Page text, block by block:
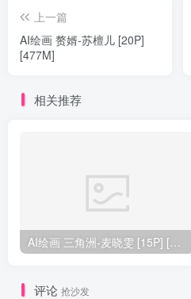
上一篇
AI绘画 赘婿-苏檀儿 [20P]
[477M]
相关推荐
AI绘画 三角洲-麦晓雯 [15P] [57M]
评论 抢沙发